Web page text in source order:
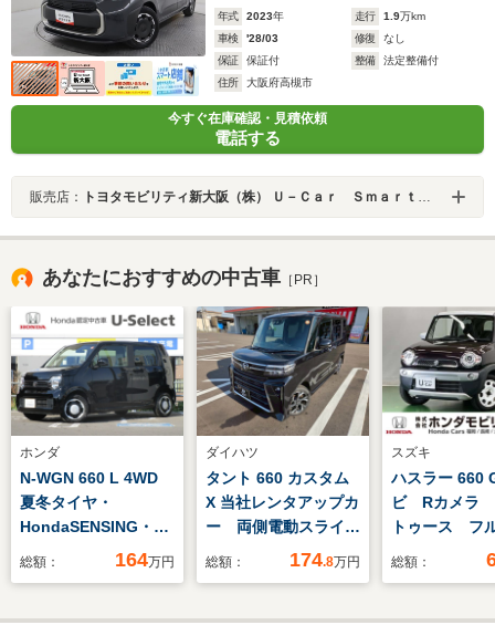
年式 2023年 走行 1.9万km
車検
'28/03 修復
なし
保証
保証付 整備
法定整備付
住所
大阪府高槻市
今すぐ在庫確認・見積依頼
電話する
販売店： トヨタモビリティ新大阪（株） Ｕ－Ｃａｒ Ｓｍａｒｔ 新大阪
あなたにおすすめの中古車 ［PR］
ホンダ
N-WGN 660 L 4WD
夏冬タイヤ・
HondaSENSING・バ
ックカメラ・ETC・純
総額： 164万円
ダイハツ
タント 660 カスタム
X 当社レンタアップカ
ー 両側電動スライド
ドア LEDヘッドライ
総額： 174.8万円
スズキ
ハスラー 660
ビ Rカメラ
トゥース フ
総額：